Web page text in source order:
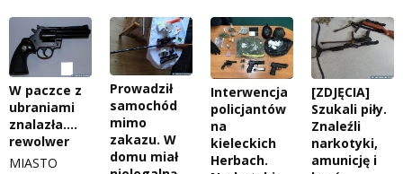
W paczce z
ubraniami
znalazła....
rewolwer
MIASTO
Prowadził
samochód
mimo
zakazu. W
domu miał
Interwencja
policjantów
na
kieleckich
Herbach.
[ZDJĘCIA]
Szukali piły.
Znaleźli
narkotyki,
amunicję i